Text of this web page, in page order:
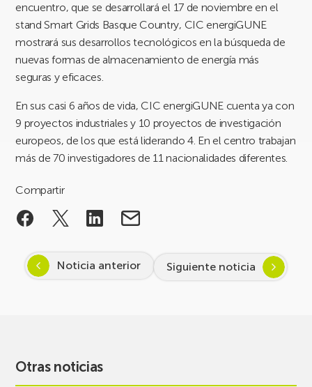
encuentro, que se desarrollará el 17 de noviembre en el
stand Smart Grids Basque Country, CIC energiGUNE
mostrará sus desarrollos tecnológicos en la búsqueda de
nuevas formas de almacenamiento de energía más
seguras y eficaces.
En sus casi 6 años de vida, CIC energiGUNE cuenta ya con
9 proyectos industriales y 10 proyectos de investigación
europeos, de los que está liderando 4. En el centro trabajan
más de 70 investigadores de 11 nacionalidades diferentes.
Compartir
Noticia anterior Siguiente noticia
Otras noticias